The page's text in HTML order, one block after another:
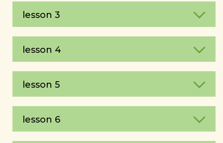
lesson 3
lesson 4
lesson 5
lesson 6